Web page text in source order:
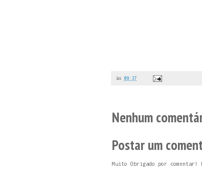
às 09:37
Nenhum
Postar um
Muito Obrigado por